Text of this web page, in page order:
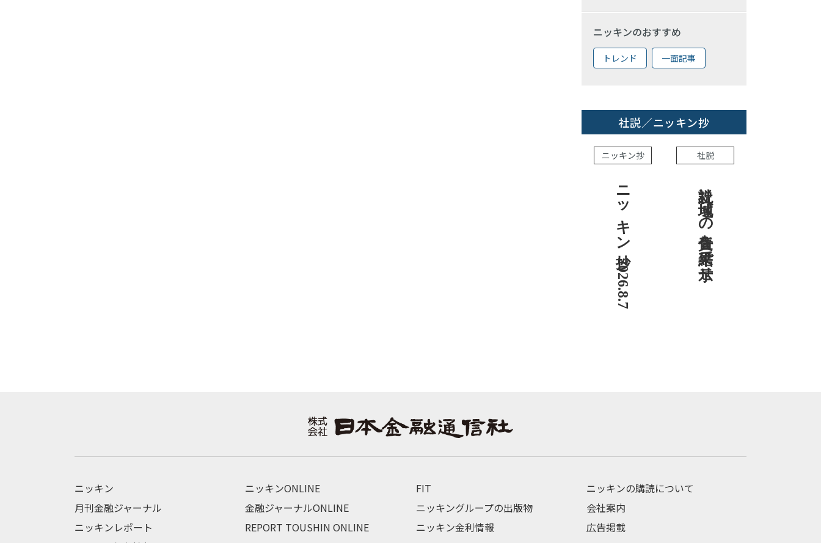
ニッキンのおすすめ
トレンド 一面記事
社説／ニッキン抄
ニッキン抄
ニッキン抄 2026.8.7
社説
社説 地域への責任を結果で示せ
ニッキン
月刊金融ジャーナル
ニッキンレポート
ニッキンONLINE
金融ジャーナルONLINE
REPORT TOUSHIN ONLINE
FIT
ニッキングループの出版物
ニッキン金利情報
ニッキンの購読について
会社案内
広告掲載